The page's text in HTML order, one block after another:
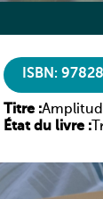
ISBN:
Titre :
version
État du livre :